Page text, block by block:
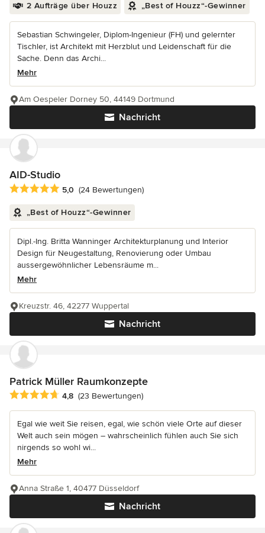
2 Aufträge über Houzz „Best of Houzz“-Gewinner
Sebastian Schwingeler, Diplom-Ingenieur (FH) und gelernter
Tischler, ist Architekt mit Herzblut und Leidenschaft für die
Sache. Denn das Archi...
Mehr
Nachricht
Am Oespeler Dorney 50, 44149 Dortmund
AID-Studio
Durchschnittliche Bewertung: 5 von 5 Sternen
5,0 (24 Bewertungen)
„Best of Houzz“-Gewinner
Dipl.-Ing. Britta Wanninger Architekturplanung und Interior
Design für Neugestaltung, Renovierung oder Umbau
aussergewöhnlicher Lebensräume m...
Mehr
Nachricht
Kreuzstr. 46, 42277 Wuppertal
Patrick Müller Raumkonzepte
Durchschnittliche Bewertung: 4.8 von 5 Sternen
4,8 (23 Bewertungen)
Egal wie weit Sie reisen, egal, wie schön viele Orte auf dieser
Welt auch sein mögen – wahrscheinlich fühlen auch Sie sich
nirgends so wohl wi...
Mehr
Nachricht
Anna Straße 1, 40477 Düsseldorf